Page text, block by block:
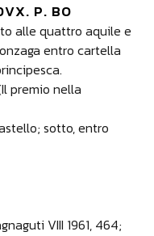
P. BO
alle quattro aquile e
entro cartella
premio nella
sotto, entro
VIII 1961, 464;